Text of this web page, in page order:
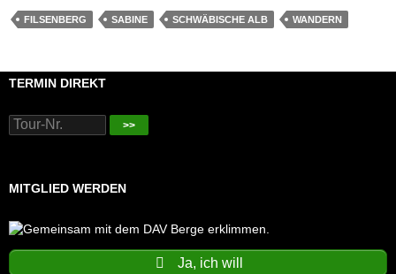
FILSENBERG SABINE SCHWÄBISCHE ALB WANDERN
TERMIN DIREKT
>>
MITGLIED WERDEN
Ja, ich will